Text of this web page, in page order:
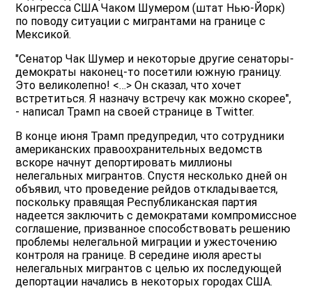
Конгресса США Чаком Шумером (штат Нью-Йорк)
по поводу ситуации с мигрантами на границе с
Мексикой.
"Сенатор Чак Шумер и некоторые другие сенаторы-
демократы наконец-то посетили южную границу.
Это великолепно! <…> Он сказал, что хочет
встретиться. Я назначу встречу как можно скорее",
- написал Трамп на своей странице в Twitter.
В конце июня Трамп предупредил, что сотрудники
американских правоохранительных ведомств
вскоре начнут депортировать миллионы
нелегальных мигрантов. Спустя несколько дней он
объявил, что проведение рейдов откладывается,
поскольку правящая Республиканская партия
надеется заключить с демократами компромиссное
соглашение, призванное способствовать решению
проблемы нелегальной миграции и ужесточению
контроля на границе. В середине июля аресты
нелегальных мигрантов с целью их последующей
депортации начались в некоторых городах США.